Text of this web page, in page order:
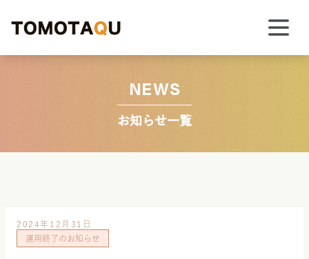
NEWS
お知らせ一覧
2024年12月31日
運用終了のお知らせ